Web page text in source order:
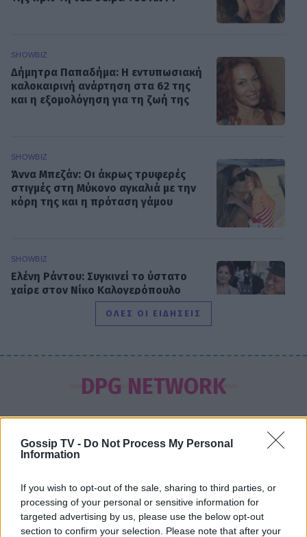
Gossip TV - Do Not Process My Personal
Information
If you wish to opt-out of the sale, sharing to third parties, or
processing of your personal or sensitive information for
targeted advertising by us, please use the below opt-out
section to confirm your selection. Please note that after your
SHOWBIZ
Δήμητρα Παπαδήμα: Η εντυπωσιακή
καλοκαιρινή ανάρτηση στα 62 της
και η εξομολόγηση για τη ζωή της
SHOWBIZ
Άννα Μπεζάν: Οι άκρως τρυφερές
στιγμές στη Μύκονο αγκαλιά με την
κόρη της και η πρόταση γάμου
SHOWBIZ
Ελένη Ράντου: Συγκινεί το ύστατο
χαίρε στον Νίκο Καλογερόπουλο
-«Ευγνώμων που σε γνώρισα»
Εριέττα Μανούρη: Η σπάνια
φωτογραφία με μπικίνι – Summer
μπροστά με το πιο κλασσικό
καλοκαιρινό αξεσουάρ!
ΟΛΕΣ ΟΙ ΕΙΔΗΣΕΙΣ
DPG NETWORK